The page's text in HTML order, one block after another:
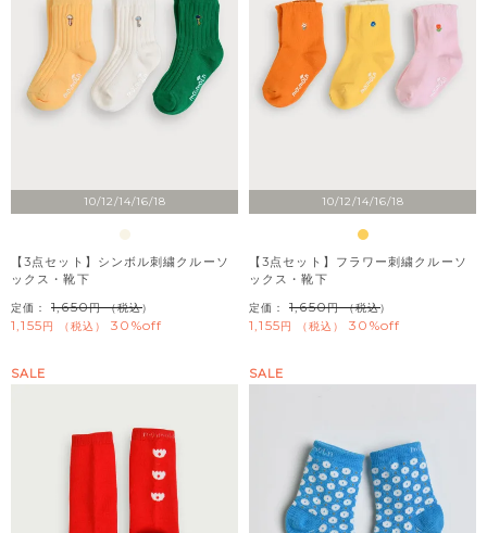
10/12/14/16/18
【3点セット】シンボル刺繍クルーソ
ックス・靴下
定価： 1,650 （税込）
1,155 税込 30%off
10/12/14/16/18
【3点セット】フラワー刺繍クルーソ
ックス・靴下
定価： 1,650 （税込）
1,155 税込 30%off
SALE SALE